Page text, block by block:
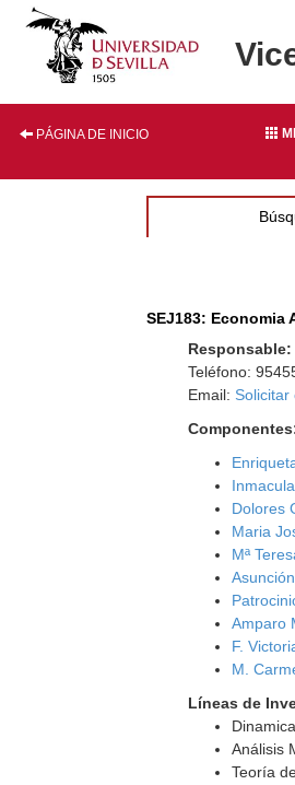
PÁGINA DE INICIO
SEJ183: Economia
Responsable:
Teléfono:
Email: Solicitar
Dolores
Maria
Mª
Amparo
F.
M.
Líneas de
Análisis
Teoría